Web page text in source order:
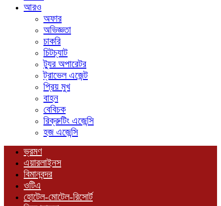
আরও
অফার
অভিজ্ঞতা
চাকরি
চিটচ্যাট
ট্যুর অপারেটর
ট্রাভেল এজেন্ট
প্রিয় মুখ
বাহন
বেবিচক
রিক্রুটিং এজেন্সি
হজ এজেন্সি
ভ্রমণ
এয়ারলাইনস
বিমানবন্দর
ওটিএ
হোটেল-মোটেল-রিসোর্ট